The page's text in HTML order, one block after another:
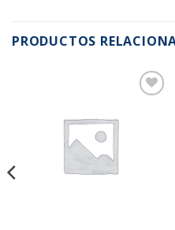
PRODUCTOS